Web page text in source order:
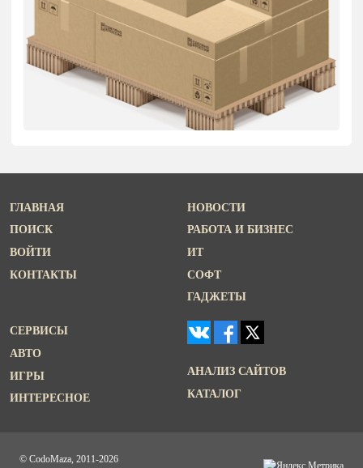
ГЛАВНАЯ
ПОИСК
ВОЙТИ
КОНТАКТЫ
НОВОСТИ
РАБОТА И БИЗНЕС
ИТ
СОФТ
ГАДЖЕТЫ
СЕРВИСЫ
АВТО
ИГРЫ
ИНТЕРЕСНОЕ
АНАЛИЗ САЙТОВ
КАТАЛОГ
© CodoMaza, 2011-2026